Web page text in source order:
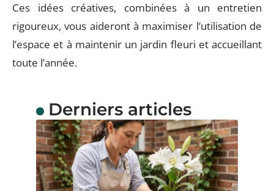
Ces idées créatives, combinées à un entretien
rigoureux, vous aideront à maximiser l’utilisation de
l’espace et à maintenir un jardin fleuri et accueillant
toute l’année.
Derniers articles